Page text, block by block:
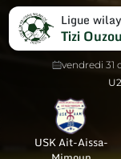
Ligue
Tizi Ouzou
vendredi 31
USK Ait-Aissa-